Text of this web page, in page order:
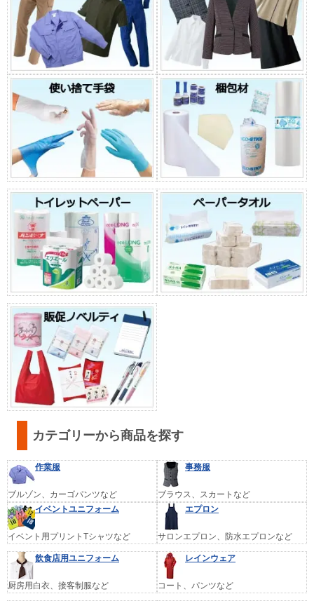
カテゴリーから商品を探す
作業服
ブルゾン、カーゴパンツなど
事務服
ブラウス、スカートなど
イベントユニフォーム
イベント用プリントTシャツなど
エプロン
サロンエプロン、防水エプロンなど
飲食店用ユニフォーム
厨房用白衣、接客制服など
レインウェア
コート、パンツなど